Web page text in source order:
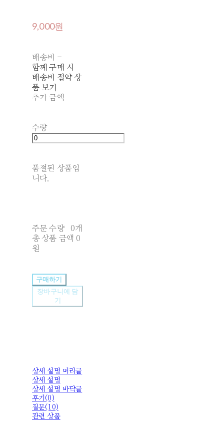
9,000원
배송비 -
함께 구매 시
배송비 절약 상
품 보기
추가 금액
수량
품절된 상품입
니다.
주문 수량
0개
총 상품 금액 0
원
구매하기
장바구니에 담
기
상세 설명 머리글
상세 설명
상세 설명 바닥글
후기(0)
질문(10)
관련 상품